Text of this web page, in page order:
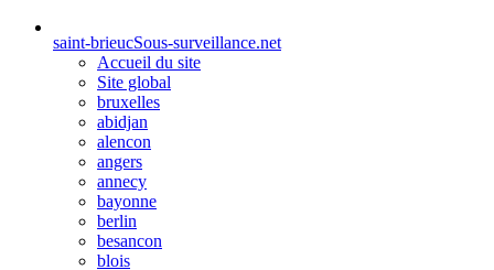
saint-brieucSous-surveillance.net
Accueil du site
Site global
bruxelles
abidjan
alencon
angers
annecy
bayonne
berlin
besancon
blois